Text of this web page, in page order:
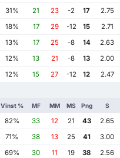
31% 21 23 -2 17
2.75
18% 17 29 -12 15
2.71
13% 17 25 -8 14
2.63
12% 13 21 -8 13
2.00
12% 15 27 -12 12 2.47
Vinst % MF MM MS Png S
82% 33 12 21 43
2.65
71% 38 13 25 41
3.00
69% 30 11 19 38
2.56